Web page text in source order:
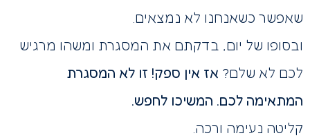
שאפשר כשאנחנו לא נמצאים.
ובסופו של יום, בדקתם את המסגרת ומשהו מרגיש
לכם לא שלם? אז אין ספק! זו לא המסגרת
המתאימה לכם. המשיכו לחפש.
קליטה נעימה ורכה.